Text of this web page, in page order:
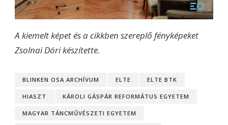
A kiemelt képet és a cikkben szereplő fényképeket
Zsolnai Dóri készítette.
BLINKEN OSA ARCHÍVUM ELTE ELTE BTK
HIASZT KÁROLI GÁSPÁR REFORMÁTUS EGYETEM
MAGYAR TÁNCMŰVÉSZETI EGYETEM